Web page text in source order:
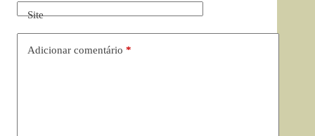
Site
Adicionar comentário *